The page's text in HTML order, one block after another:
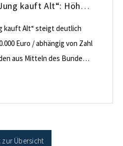
KfW-Förderung „Jung kauft Alt“: Höhere Kredite ab August 2026
kauft Alt“ steigt deutlich
Euro / abhängig von Zahl
aus Mitteln des Bundes
bei 0,53 Prozent effektiv bei
sich zu energetischer
[…]
zur Übersicht